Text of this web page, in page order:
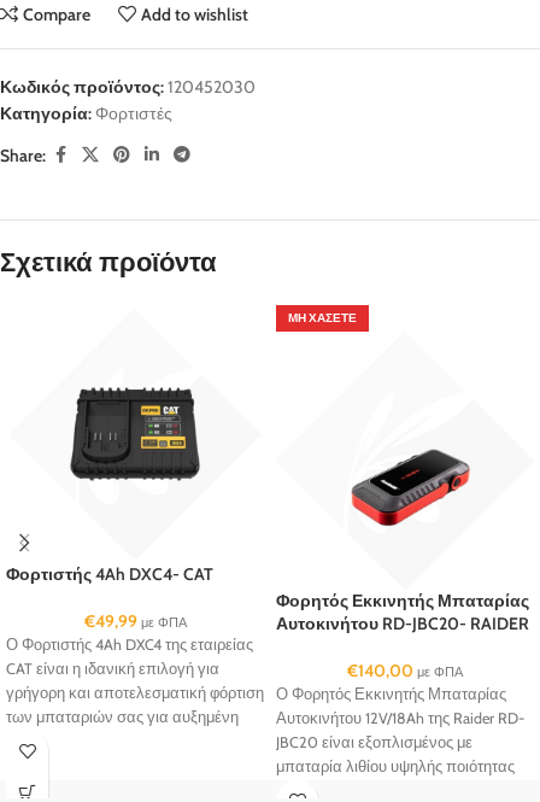
Compare Add to wishlist
Κωδικός προϊόντος:120452030
Κατηγορία: Φορτιστές
Share:
Σχετικά προϊόντα
Φορτιστής 4Ah DXC4- CAT
€49,99 με ΦΠΑ
Ο Φορτιστής 4Ah DXC4 της εταιρείας
CAT είναι η ιδανική επιλογή για
γρήγορη και αποτελεσματική φόρτιση
των μπαταριών σας για αυξημένη
παραγωγικότητα.
ΜΗ ΧΆΣΕΤΕ
Φορητός Εκκινητής Μπαταρίας
Αυτοκινήτου RD-JBC20- RAIDER
€140,00 με ΦΠΑ
Ο Φορητός Εκκινητής Μπαταρίας
Αυτοκινήτου 12V/18Ah της Raider RD-
JBC20 είναι εξοπλισμένος με
μπαταρία λιθίου υψηλής ποιότητας
και φακό LED.